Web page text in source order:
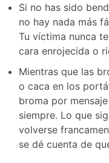
Si no has sido
no hay nada más
Tu víctima nunca
cara enrojecida o
Mientras que las
o caca en los
broma por
siempre. Lo que
volverse
se dé cuenta de